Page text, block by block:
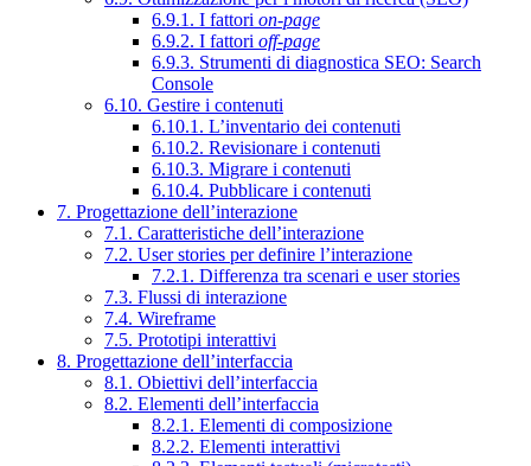
6.9.1. I fattori on-page
6.9.2. I fattori off-page
6.9.3. Strumenti di diagnostica SEO: Search
Console
6.10. Gestire i contenuti
6.10.1. L’inventario dei contenuti
6.10.2. Revisionare i contenuti
6.10.3. Migrare i contenuti
6.10.4. Pubblicare i contenuti
7. Progettazione dell’interazione
7.1. Caratteristiche dell’interazione
7.2. User stories per definire l’interazione
7.2.1. Differenza tra scenari e user stories
7.3. Flussi di interazione
7.4. Wireframe
7.5. Prototipi interattivi
8. Progettazione dell’interfaccia
8.1. Obiettivi dell’interfaccia
8.2. Elementi dell’interfaccia
8.2.1. Elementi di composizione
8.2.2. Elementi interattivi